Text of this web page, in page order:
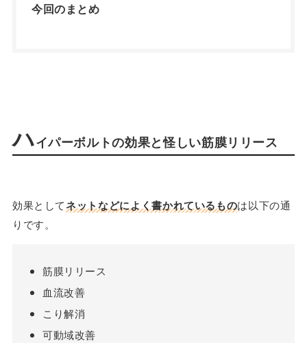
今回のまとめ
ハイパーボルトの効果と怪しい筋膜リリース
効果としてネットなどによく書かれているものは以下の通
りです。
筋膜リリース
血流改善
こり解消
可動域改善